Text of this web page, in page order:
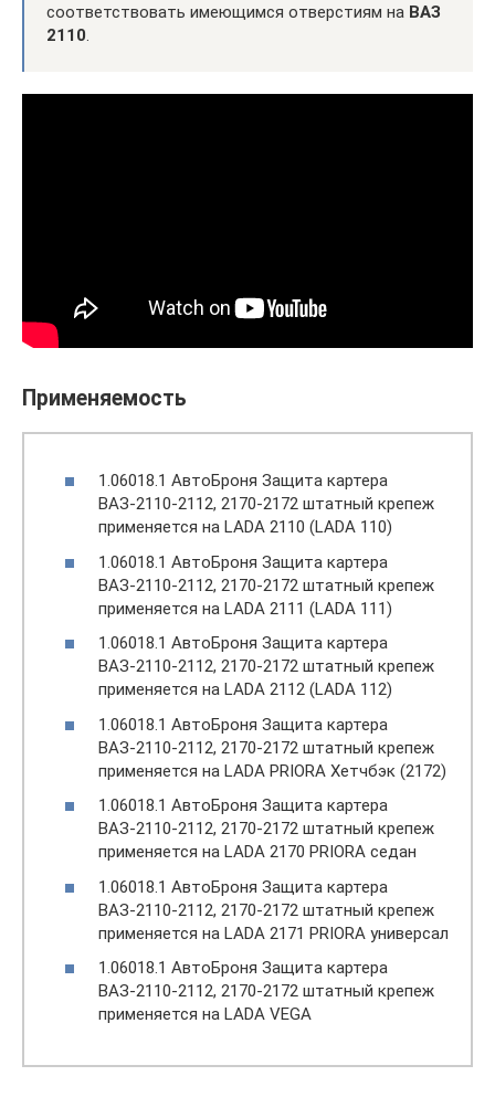
соответствовать имеющимся отверстиям на ВАЗ
2110
Применяемость
1.06018.1 АвтоБроня Защита картера
ВАЗ-2110-2112, 2170-2172 штатный крепеж
применяется на LADA 2110 (LADA 110)
1.06018.1 АвтоБроня Защита картера
ВАЗ-2110-2112, 2170-2172 штатный крепеж
применяется на LADA 2111 (LADA 111)
1.06018.1 АвтоБроня Защита картера
ВАЗ-2110-2112, 2170-2172 штатный крепеж
применяется на LADA 2112 (LADA 112)
1.06018.1 АвтоБроня Защита картера
ВАЗ-2110-2112, 2170-2172 штатный крепеж
применяется на LADA PRIORA Хетчбэк (2172)
1.06018.1 АвтоБроня Защита картера
ВАЗ-2110-2112, 2170-2172 штатный крепеж
применяется на LADA 2170 PRIORA седан
1.06018.1 АвтоБроня Защита картера
ВАЗ-2110-2112, 2170-2172 штатный крепеж
применяется на LADA 2171 PRIORA универсал
1.06018.1 АвтоБроня Защита картера
ВАЗ-2110-2112, 2170-2172 штатный крепеж
применяется на LADA VEGA